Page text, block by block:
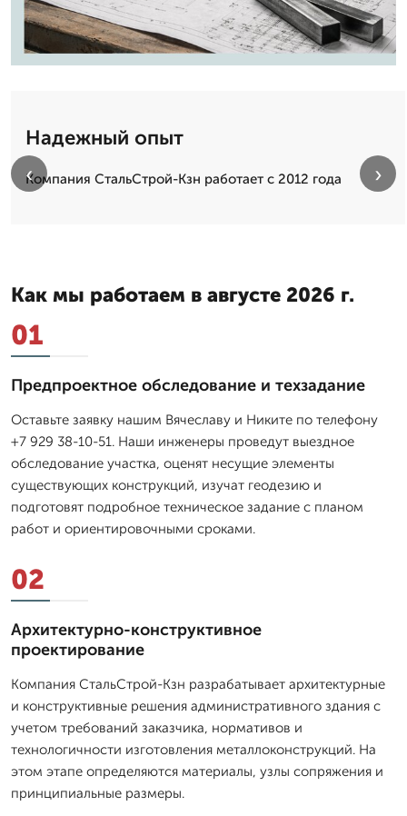
Надежный опыт
Компания СтальСтрой-Кзн работает с 2012 года
‹ ›
Как мы работаем в августе 2026 г.
01
Предпроектное обследование и техзадание
Оставьте заявку нашим Вячеславу и Никите по телефону
+7 929 38-10-51. Наши инженеры проведут выездное
обследование участка, оценят несущие элементы
существующих конструкций, изучат геодезию и
подготовят подробное техническое задание с планом
работ и ориентировочными сроками.
02
Архитектурно-конструктивное
проектирование
Компания СтальСтрой-Кзн разрабатывает архитектурные
и конструктивные решения административного здания с
учетом требований заказчика, нормативов и
технологичности изготовления металлоконструкций. На
этом этапе определяются материалы, узлы сопряжения и
принципиальные размеры.